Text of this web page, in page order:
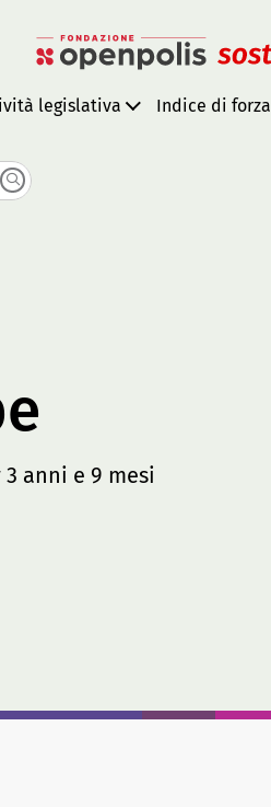
legislativa Indice di forza
anni e 9 mesi